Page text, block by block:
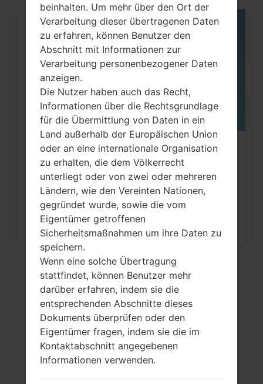
Wie kann man die
Werkseinstellungen durch Menü
auf...
beinhalten. Um mehr über den Ort der
Verarbeitung dieser übertragenen Daten
zu erfahren, können Benutzer den
Abschnitt mit Informationen zur
Verarbeitung personenbezogener Daten
anzeigen.
Die Nutzer haben auch das Recht,
Informationen über die Rechtsgrundlage
für die Übermittlung von Daten in ein
Land außerhalb der Europäischen Union
oder an eine internationale Organisation
zu erhalten, die dem Völkerrecht
unterliegt oder von zwei oder mehreren
Ländern, wie den Vereinten Nationen,
gegründet wurde, sowie die vom
Eigentümer getroffenen
Sicherheitsmaßnahmen um ihre Daten zu
speichern.
Wenn eine solche Übertragung
stattfindet, können Benutzer mehr
darüber erfahren, indem sie die
entsprechenden Abschnitte dieses
Dokuments überprüfen oder den
Eigentümer fragen, indem sie die im
Kontaktabschnitt angegebenen
Informationen verwenden.